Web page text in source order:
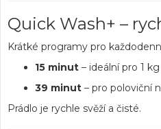
Quick Wash+ –
Krátké programy pro
15 minut – ideální pro 1
39 minut – pro poloviční
Prádlo je rychle svěží a čisté.